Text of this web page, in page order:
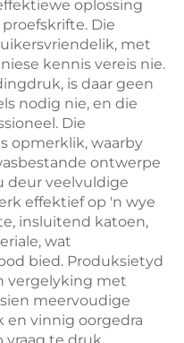
oplossing
Die
met
kennis vereis nie.
is daar geen
nodig nie, en die
Die
opmerklik, waarby
ontwerpe
deur veelvuldige
effektief op 'n wye
insluitend katoen,
wat
bied. Produksietyd
vergelyking met
meervoudige
vinnig oorgedra